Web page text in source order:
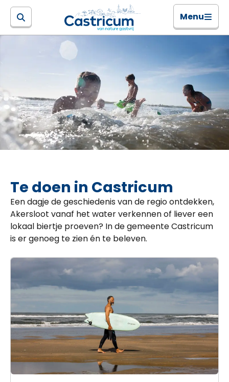
Menu
Te doen in Castricum
Een dagje de geschiedenis van de regio ontdekken,
Akersloot vanaf het water verkennen of liever een
lokaal biertje proeven? In de gemeente Castricum
is er genoeg te zien én te beleven.